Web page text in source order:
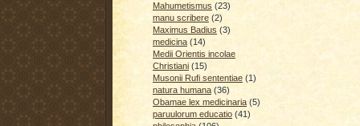
Mahumetismus (23)
manu scribere (2)
Maximus Badius (3)
medicina (14)
Medii Orientis incolae
Christiani (15)
Musonii Rufi sententiae (1)
natura humana (36)
Obamae lex medicinaria (5)
paruulorum educatio (41)